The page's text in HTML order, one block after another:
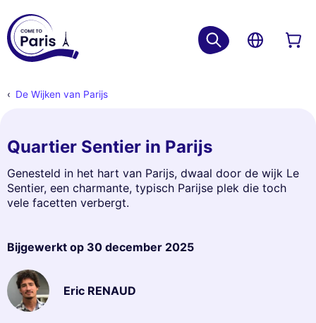
De Wijken van Parijs
Quartier Sentier in Parijs
Genesteld in het hart van Parijs, dwaal door de wijk Le
Sentier, een charmante, typisch Parijse plek die toch
vele facetten verbergt.
Bijgewerkt op 30 december 2025
Eric RENAUD